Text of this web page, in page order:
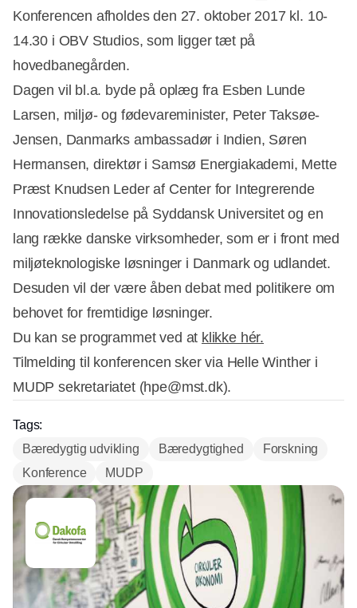
Konferencen afholdes den 27. oktober 2017 kl. 10-
14.30 i OBV Studios, som ligger tæt på
hovedbanegården.
Dagen vil bl.a. byde på oplæg fra Esben Lunde
Larsen, miljø- og fødevareminister, Peter Taksøe-
Jensen, Danmarks ambassadør i Indien, Søren
Hermansen, direktør i Samsø Energiakademi, Mette
Præst Knudsen Leder af Center for Integrerende
Innovationsledelse på Syddansk Universitet og en
lang række danske virksomheder, som er i front med
miljøteknologiske løsninger i Danmark og udlandet.
Desuden vil der være åben debat med politikere om
behovet for fremtidige løsninger.
Du kan se programmet ved at klikke hér.
Tilmelding til konferencen sker via Helle Winther i
MUDP sekretariatet (hpe@mst.dk).
Tags:
Bæredygtig udvikling
Bæredygtighed
Forskning
Konference
MUDP